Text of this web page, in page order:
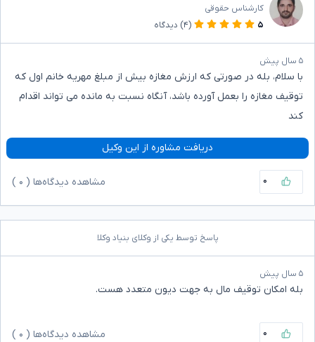
کارشناس حقوقی
۵
(۴) دیدگاه
۵ سال پیش
با سلام، بله در صورتی که ارزش مغازه بیش از مبلغ مهریه خانم اول که
توقیف مغازه را بعمل آورده باشد، آنگاه نسبت به مانده می تواند اقدام
کند
دریافت مشاوره از این وکیل
۰ مشاهده دیدگاه‌ها ( ۰
پاسخ توسط یکی از وکلای بنیاد وکلا
۵ سال پیش
بله امکان توقیف مال به جهت دیون متعدد هست.
۰ مشاهده دیدگاه‌ها ( ۰